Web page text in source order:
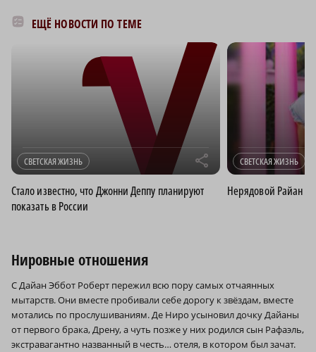
ЕЩЁ НОВОСТИ ПО ТЕМЕ
СВЕТСКАЯ ЖИЗНЬ r
Стало известно, что Джонни Деппу планируют
показать в России
СВЕТСКАЯ ЖИЗНЬ
Нерядовой Райан
Нировные отношения
С Дайан Эббот Роберт пережил всю пору самых отчаянных
мытарств. Они вместе пробивали себе дорогу к звёздам, вместе
мотались по прослушиваниям. Де Ниро усыновил дочку Дайаны
от первого брака, Дрену, а чуть позже у них родился сын Рафаэль,
экстравагантно названный в честь… отеля, в котором был зачат.